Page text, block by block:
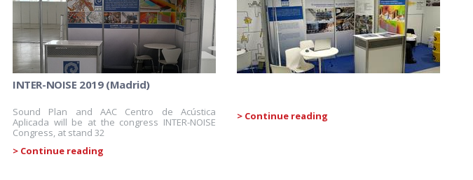
INTER-NOISE 2019 (Madrid)
Sound Plan and AAC Centro de Acústica
Aplicada will be at the congress INTER-NOISE
Congress, at stand 32
> Continue reading
> Continue reading